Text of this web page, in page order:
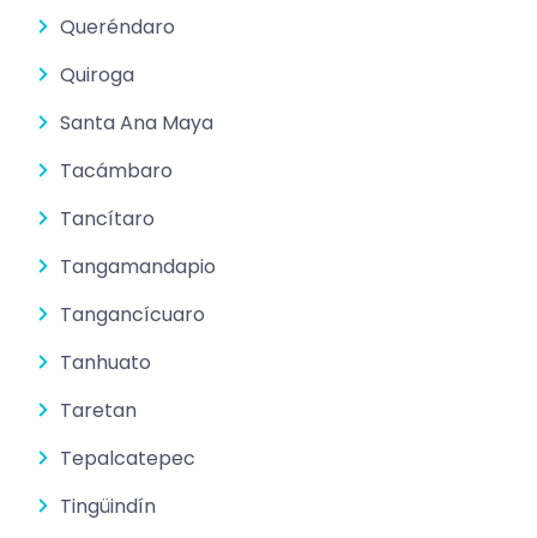
Queréndaro
Quiroga
Santa Ana Maya
Tacámbaro
Tancítaro
Tangamandapio
Tangancícuaro
Tanhuato
Taretan
Tepalcatepec
Tingüindín